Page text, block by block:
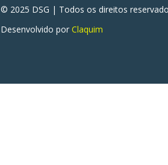
© 2025 DSG | Todos os direitos
Desenvolvido porClaquim